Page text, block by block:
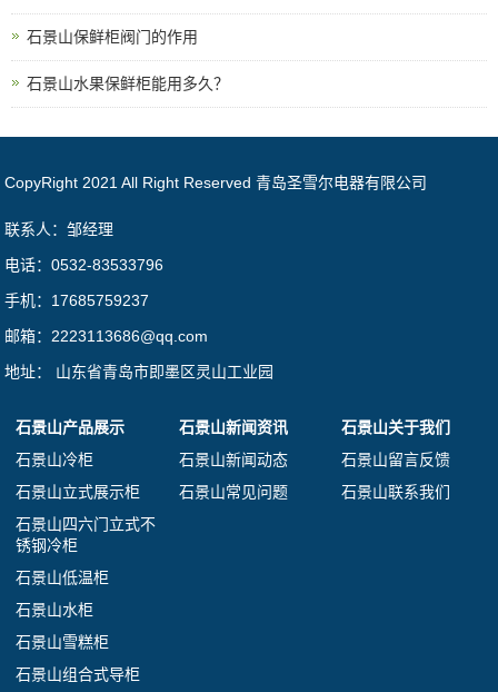
石景山保鲜柜阀门的作用
石景山水果保鲜柜能用多久？
CopyRight 2021 All Right Reserved 青岛圣雪尔电器有限公司
联系人：邹经理
电话：0532-83533796
手机：17685759237
邮箱：2223113686@qq.com
地址： 山东省青岛市即墨区灵山工业园
石景山产品展示
石景山冷柜
石景山立式展示柜
石景山四六门立式不
锈钢冷柜
石景山低温柜
石景山水柜
石景山雪糕柜
石景山组合式导柜
石景山新闻资讯
石景山新闻动态
石景山常见问题
石景山关于我们
石景山留言反馈
石景山联系我们